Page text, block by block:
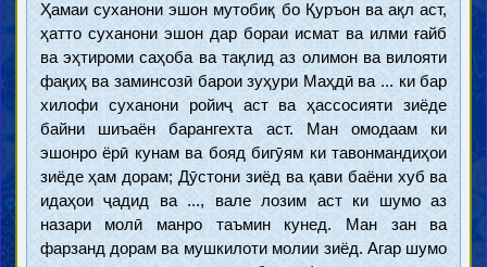
Ҳамаи суханони эшон мутобиқ бо Қуръон ва ақл аст,
ҳатто суханони эшон дар бораи исмат ва илми ғайб
ва эҳтироми саҳоба ва тақлид аз олимон ва вилояти
фақиҳ ва заминсозӣ барои зуҳури Маҳдӣ ва ... ки бар
хилофи суханони ройиҷ аст ва ҳассосияти зиёде
байни шиъаён барангехта аст. Ман омодаам ки
эшонро ёрӣ кунам ва бояд бигӯям ки тавонмандиҳои
зиёде ҳам дорам; Дӯстони зиёд ва қави баёни хуб ва
идаҳои ҷадид ва ..., вале лозим аст ки шумо аз
назари молӣ манро таъмин кунед. Ман зан ва
фарзанд дорам ва мушкилоти молии зиёд. Агар шумо